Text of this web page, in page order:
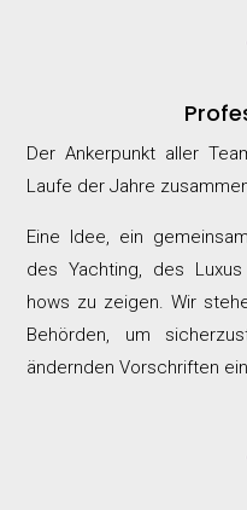
Der Ankerpunkt aller
Laufe der Jahre
Eine Idee, ein
des Yachting, des
hows zu zeigen. Wir
Behörden, um
ändernden Vorschriften